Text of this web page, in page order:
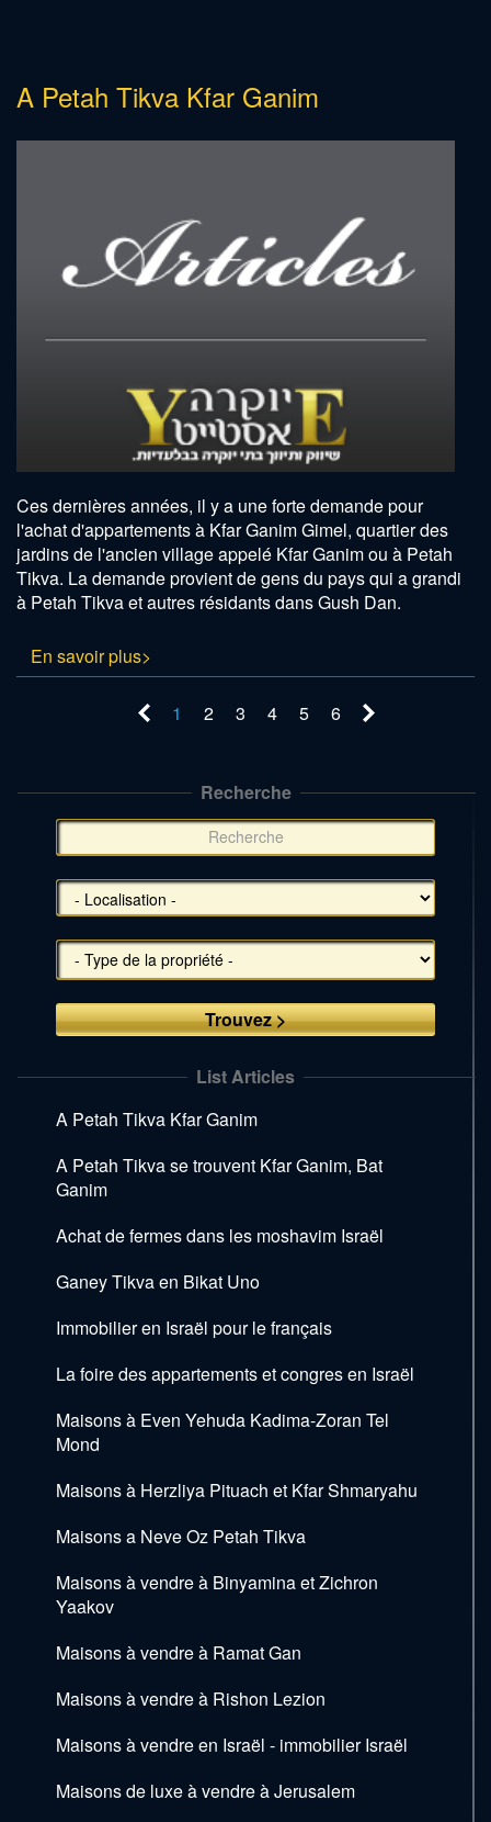
A Petah Tikva Kfar Ganim
Ces dernières années, il y a une forte demande pour
l'achat d'appartements à Kfar Ganim Gimel, quartier des
jardins de l'ancien village appelé Kfar Ganim ou à Petah
Tikva. La demande provient de gens du pays qui a grandi
à Petah Tikva et autres résidants dans Gush Dan.
En savoir plus>
1 2 3 4 5 6
תפריט
press
next
Recherche
List Articles
A Petah Tikva Kfar Ganim
A Petah Tikva se trouvent Kfar Ganim, Bat
Ganim
Achat de fermes dans les moshavim Israël
Ganey Tikva en Bikat Uno
Immobilier en Israël pour le français
La foire des appartements et congres en Israël
Maisons à Even Yehuda Kadima-Zoran Tel
Mond
Maisons à Herzliya Pituach et Kfar Shmaryahu
Maisons a Neve Oz Petah Tikva
Maisons à vendre à Binyamina et Zichron
Yaakov
Maisons à vendre à Ramat Gan
Maisons à vendre à Rishon Lezion
Maisons à vendre en Israël - immobilier Israël
Maisons de luxe à vendre à Jerusalem